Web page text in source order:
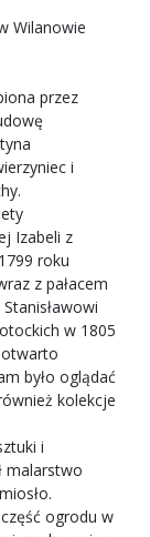
Wilanowie
przez
i
Izabeli z
roku
z pałacem
w 1805
otwarto
było oglądać
kolekcje
i
malarstwo
ogrodu w